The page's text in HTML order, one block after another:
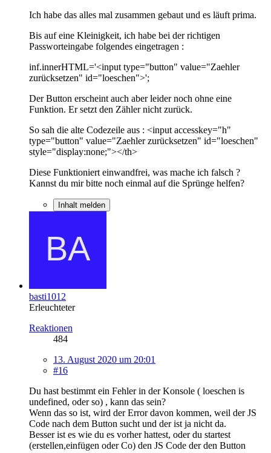
Ich habe das alles mal zusammen gebaut und es läuft prima.
Bis auf eine Kleinigkeit, ich habe bei der richtigen
Passworteingabe folgendes eingetragen :
inf.innerHTML='<input type="button" value="Zaehler
zurücksetzen" id="loeschen">';
Der Button erscheint auch aber leider noch ohne eine
Funktion. Er setzt den Zähler nicht zurück.
So sah die alte Codezeile aus : <input accesskey="h"
type="button" value="Zaehler zurücksetzen" id="loeschen"
style="display:none;"></th>
Diese Funktioniert einwandfrei, was mache ich falsch ?
Kannst du mir bitte noch einmal auf die Sprünge helfen?
Inhalt melden
basti1012
Erleuchteter
Reaktionen
484
13. August 2020 um 20:01
#16
Du hast bestimmt ein Fehler in der Konsole ( loeschen is
undefined, oder so) , kann das sein?
Wenn das so ist, wird der Error davon kommen, weil der JS
Code nach dem Button sucht und der ist ja nicht da.
Besser ist es wie du es vorher hattest, oder du startest
(erstellen,einfügen oder Co) den JS Code der den Button